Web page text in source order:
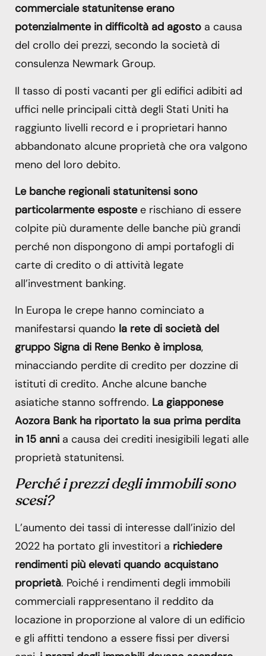
commerciale statunitense erano
potenzialmente in difficoltà ad agosto a causa
del crollo dei prezzi, secondo la società di
consulenza Newmark Group.
Il tasso di posti vacanti per gli edifici adibiti ad
uffici nelle principali città degli Stati Uniti ha
raggiunto livelli record e i proprietari hanno
abbandonato alcune proprietà che ora valgono
meno del loro debito.
Le banche regionali statunitensi sono
particolarmente espostee rischiano di essere
colpite più duramente delle banche più grandi
perché non dispongono di ampi portafogli di
carte di credito o di attività legate
all’investment banking.
In Europa le crepe hanno cominciato a
manifestarsi quando la rete di società del
gruppo Signa di Rene Benko è implosa,
minacciando perdite di credito per dozzine di
istituti di credito. Anche alcune banche
asiatiche stanno soffrendo. La giapponese
Aozora Bank ha riportato la sua prima perdita
in 15 anni a causa dei crediti inesigibili legati alle
proprietà statunitensi.
Perché i prezzi degli immobili sono
scesi?
L’aumento dei tassi di interesse dall’inizio del
2022 ha portato gli investitori a richiedere
rendimenti più elevati quando acquistano
proprietà. Poiché i rendimenti degli immobili
commerciali rappresentano il reddito da
locazione in proporzione al valore di un edificio
e gli affitti tendono a essere fissi per diversi